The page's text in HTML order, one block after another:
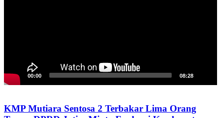
00:00 08:28
KMP Mutiara Sentosa 2 Terbakar Lima Orang